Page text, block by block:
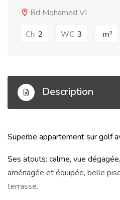
Bd Mohamed VI
Ch 2 WC 3 m²
Description
Superbe appartement sur golf
Ses atouts: calme, vue
aménagée et équipée, belle
terrasse.